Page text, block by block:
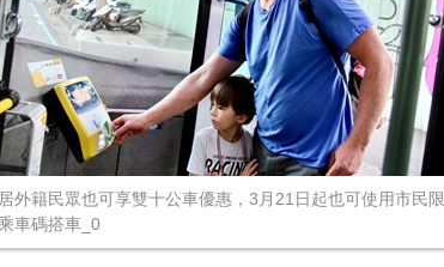
外籍民眾也可享雙十公車優惠，3月21日起也可使用市民限
車碼搭車_0